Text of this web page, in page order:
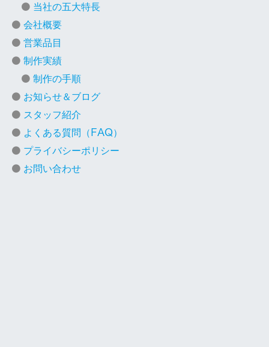
当社の五大特長
会社概要
営業品目
制作実績
制作の手順
お知らせ＆ブログ
スタッフ紹介
よくある質問（FAQ）
プライバシーポリシー
お問い合わせ